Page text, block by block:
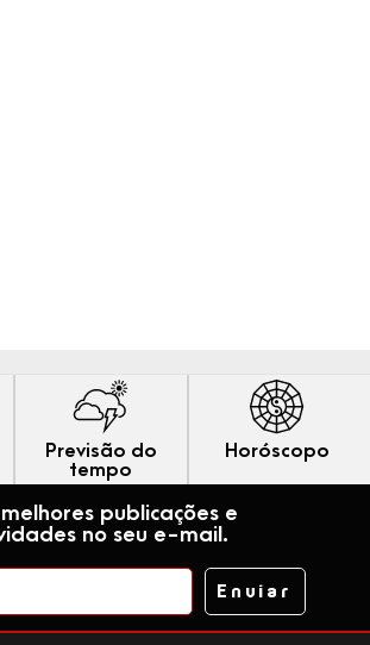
Previsão do
tempo
Horóscopo
publicações e
no seu e-mail.
Enviar